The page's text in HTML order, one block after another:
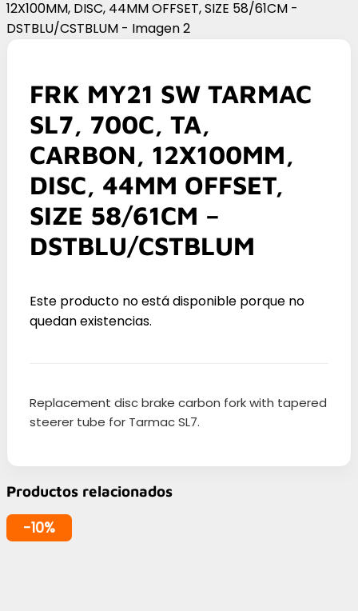
FRK MY21 SW TARMAC
SL7, 700C, TA,
CARBON, 12X100MM,
DISC, 44MM OFFSET,
SIZE 58/61CM –
DSTBLU/CSTBLUM
Este producto no está disponible porque no
quedan existencias.
Replacement disc brake carbon fork with tapered
steerer tube for Tarmac SL7.
Productos relacionados
-10%